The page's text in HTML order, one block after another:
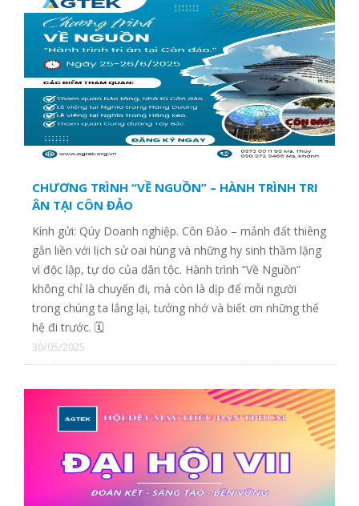
CHƯƠNG TRÌNH “VỀ NGUỒN” – HÀNH TRÌNH TRI
ÂN TẠI CÔN ĐẢO
Kính gửi: Qúy Doanh nghiệp. Côn Đảo – mảnh đất thiêng
gắn liền với lịch sử oai hùng và những hy sinh thầm lặng
vì độc lập, tự do của dân tộc. Hành trình “Về Nguồn”
không chỉ là chuyến đi, mà còn là dịp để mỗi người
trong chúng ta lắng lại, tưởng nhớ và biết ơn những thế
hệ đi trước. 🗓
30/05/2025